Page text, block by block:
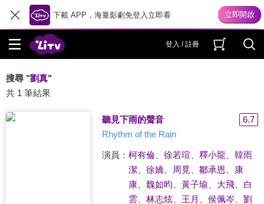
下載 APP，海量影劇免登入立即看
登入 / 註冊
搜尋 "劉真"
共 1 筆結果
聽見下雨的聲音
6.7
Rhythm of the Rain
演員： 柯有倫、 徐若瑄 釋小龍
韓雨
潔、 徐嬌、 周覓 鄒承恩
康
康、 魏如昀 黃子瑜、 大飛、 白
雲、 林志炫、 王月 侯佩岑
劉